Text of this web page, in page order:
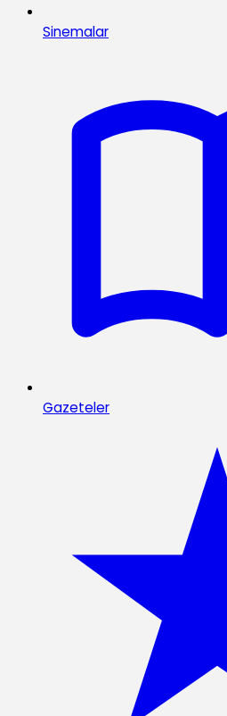
Sinemalar
Gazeteler